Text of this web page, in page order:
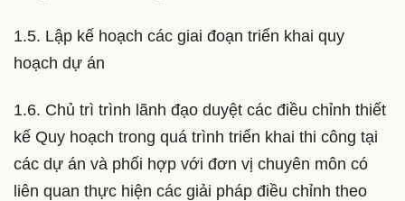
1.5. Lập kế hoạch các giai đoạn triển khai quy
hoạch dự án
1.6. Chủ trì trình lãnh đạo duyệt các điều chỉnh thiết
kế Quy hoạch trong quá trình triển khai thi công tại
các dự án và phối hợp với đơn vị chuyên môn có
liên quan thực hiện các giải pháp điều chỉnh theo